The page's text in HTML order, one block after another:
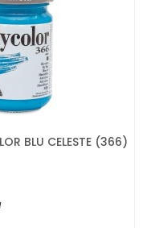
BLU CELESTE (366)